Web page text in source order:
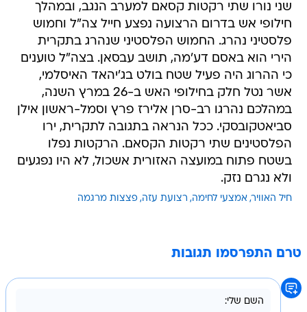
שני נורו שתי רקטות קסאם למערב הנגב, ובמהלך
חילופי אש בדרום הרצועה נפצע חייל צה"ל וחמוש
פלסטיני נהרג. החמוש הפלסטיני שנהרג בתקרית
הירי הוא באסם דע'מה, תושב עבסאן. בצה"ל טוענים
כי ההרוג היה פעיל שטח בולט בג'יהאד האיסלמי,
אשר נטל חלק בחילופי האש ב-26 במרץ השנה,
במהלכם נהרגו רב-סרן אלירז פרץ וסמל-ראשון אילן
סביאטקובסקי. ככל הנראה בתגובה לתקרית, ירו
הפלסטינים שתי רקטות הקסאם. הרקטות נפלו
בשטח פתוח במועצה האזורית אשכול, לא היו נפגעים
ולא נגרם נזק.
חיל האוויר אמצעי לחימה רצועת עזה פצצות מרגמה
טרם התפרסמו תגובות